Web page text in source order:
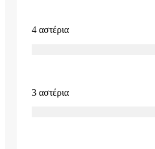
4 αστέρια
3 αστέρια